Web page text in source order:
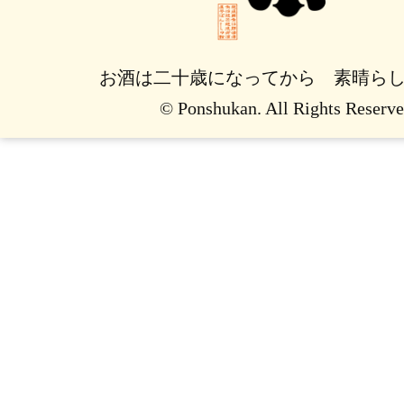
お酒は二十歳になってから 素晴ら
© Ponshukan. All Rights